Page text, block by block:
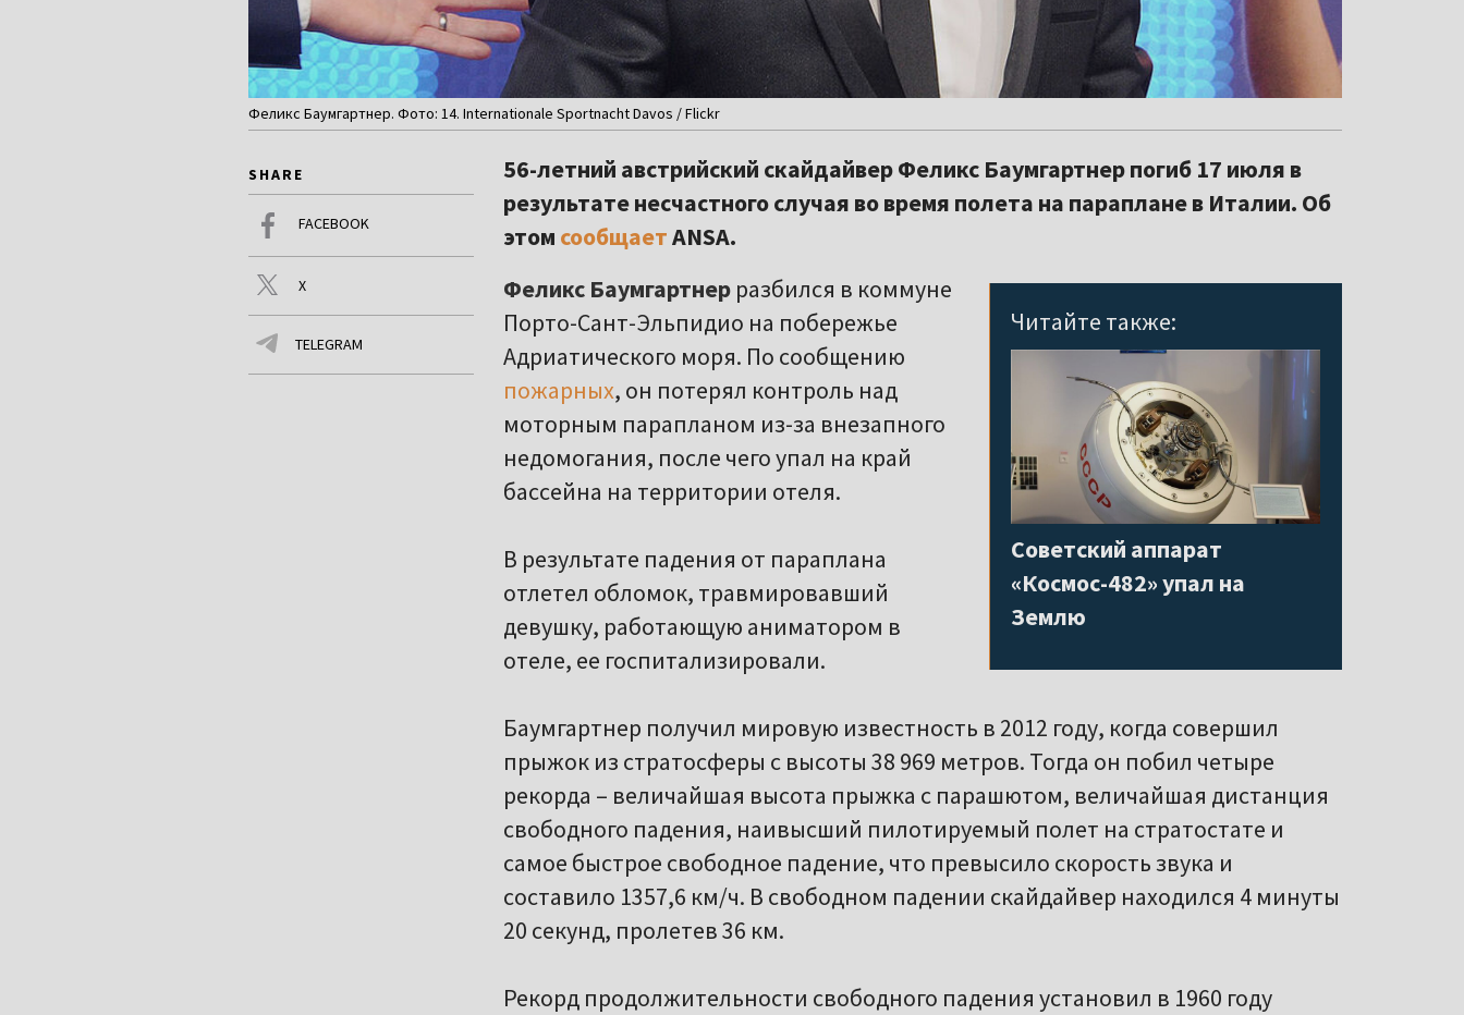
Феликс Баумгартнер. Фото: 14. Internationale Sportnacht Davos / Flickr
SHARE
FACEBOOK
X
TELEGRAM
56-летний австрийский скайдайвер Феликс Баумгартнер погиб 17 июля в
результате несчастного случая во время полета на параплане в Италии. Об
этом сообщаетANSA.
Читайте также:
Советский аппарат
«Космос-482» упал на
Землю
Феликс Баумгартнер разбился в коммуне
Порто-Сант-Эльпидио на побережье
Адриатического моря. По сообщению
пожарных, он потерял контроль над
моторным парапланом из-за внезапного
недомогания, после чего упал на край
бассейна на территории отеля.
В результате падения от параплана
отлетел обломок, травмировавший
девушку, работающую аниматором в
отеле, ее госпитализировали.
Баумгартнер получил мировую известность в 2012 году, когда совершил
прыжок из стратосферы с высоты 38 969 метров. Тогда он побил четыре
рекорда – величайшая высота прыжка с парашютом, величайшая дистанция
свободного падения, наивысший пилотируемый полет на стратостате и
самое быстрое свободное падение, что превысило скорость звука и
составило 1357,6 км/ч. В свободном падении скайдайвер находился 4 минуты
20 секунд, пролетев 36 км.
Рекорд продолжительности свободного падения установил в 1960 году